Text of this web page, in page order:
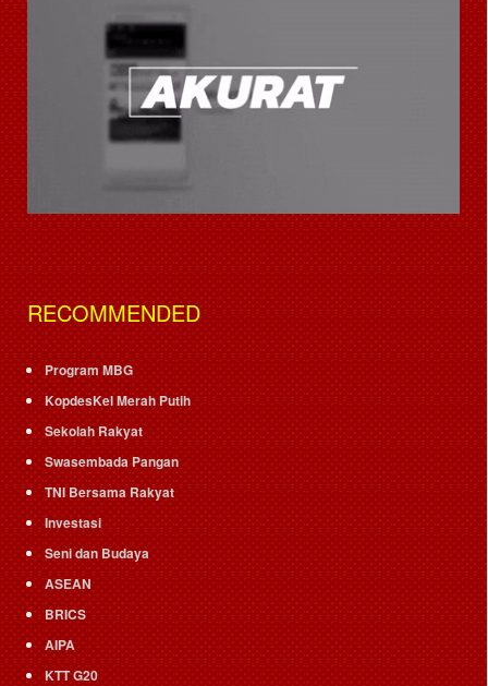
RECOMMENDED
Program MBG
KopdesKel Merah Putih
Sekolah Rakyat
Swasembada Pangan
TNI Bersama Rakyat
Investasi
Seni dan Budaya
ASEAN
BRICS
AIPA
KTT G20